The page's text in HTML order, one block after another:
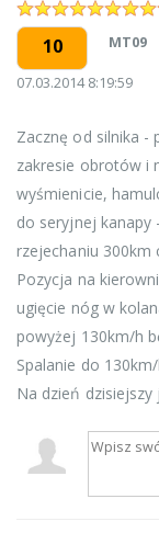
10 MT09
07.03.2014 8:19:59
Zacznę od silnika -
zakresie obrotów i
wyśmienicie,
do seryjnej kanapy
rzejechaniu 300km
Pozycja na
ugięcie nóg w
powyżej 130km/h
Spalanie do
Na dzień